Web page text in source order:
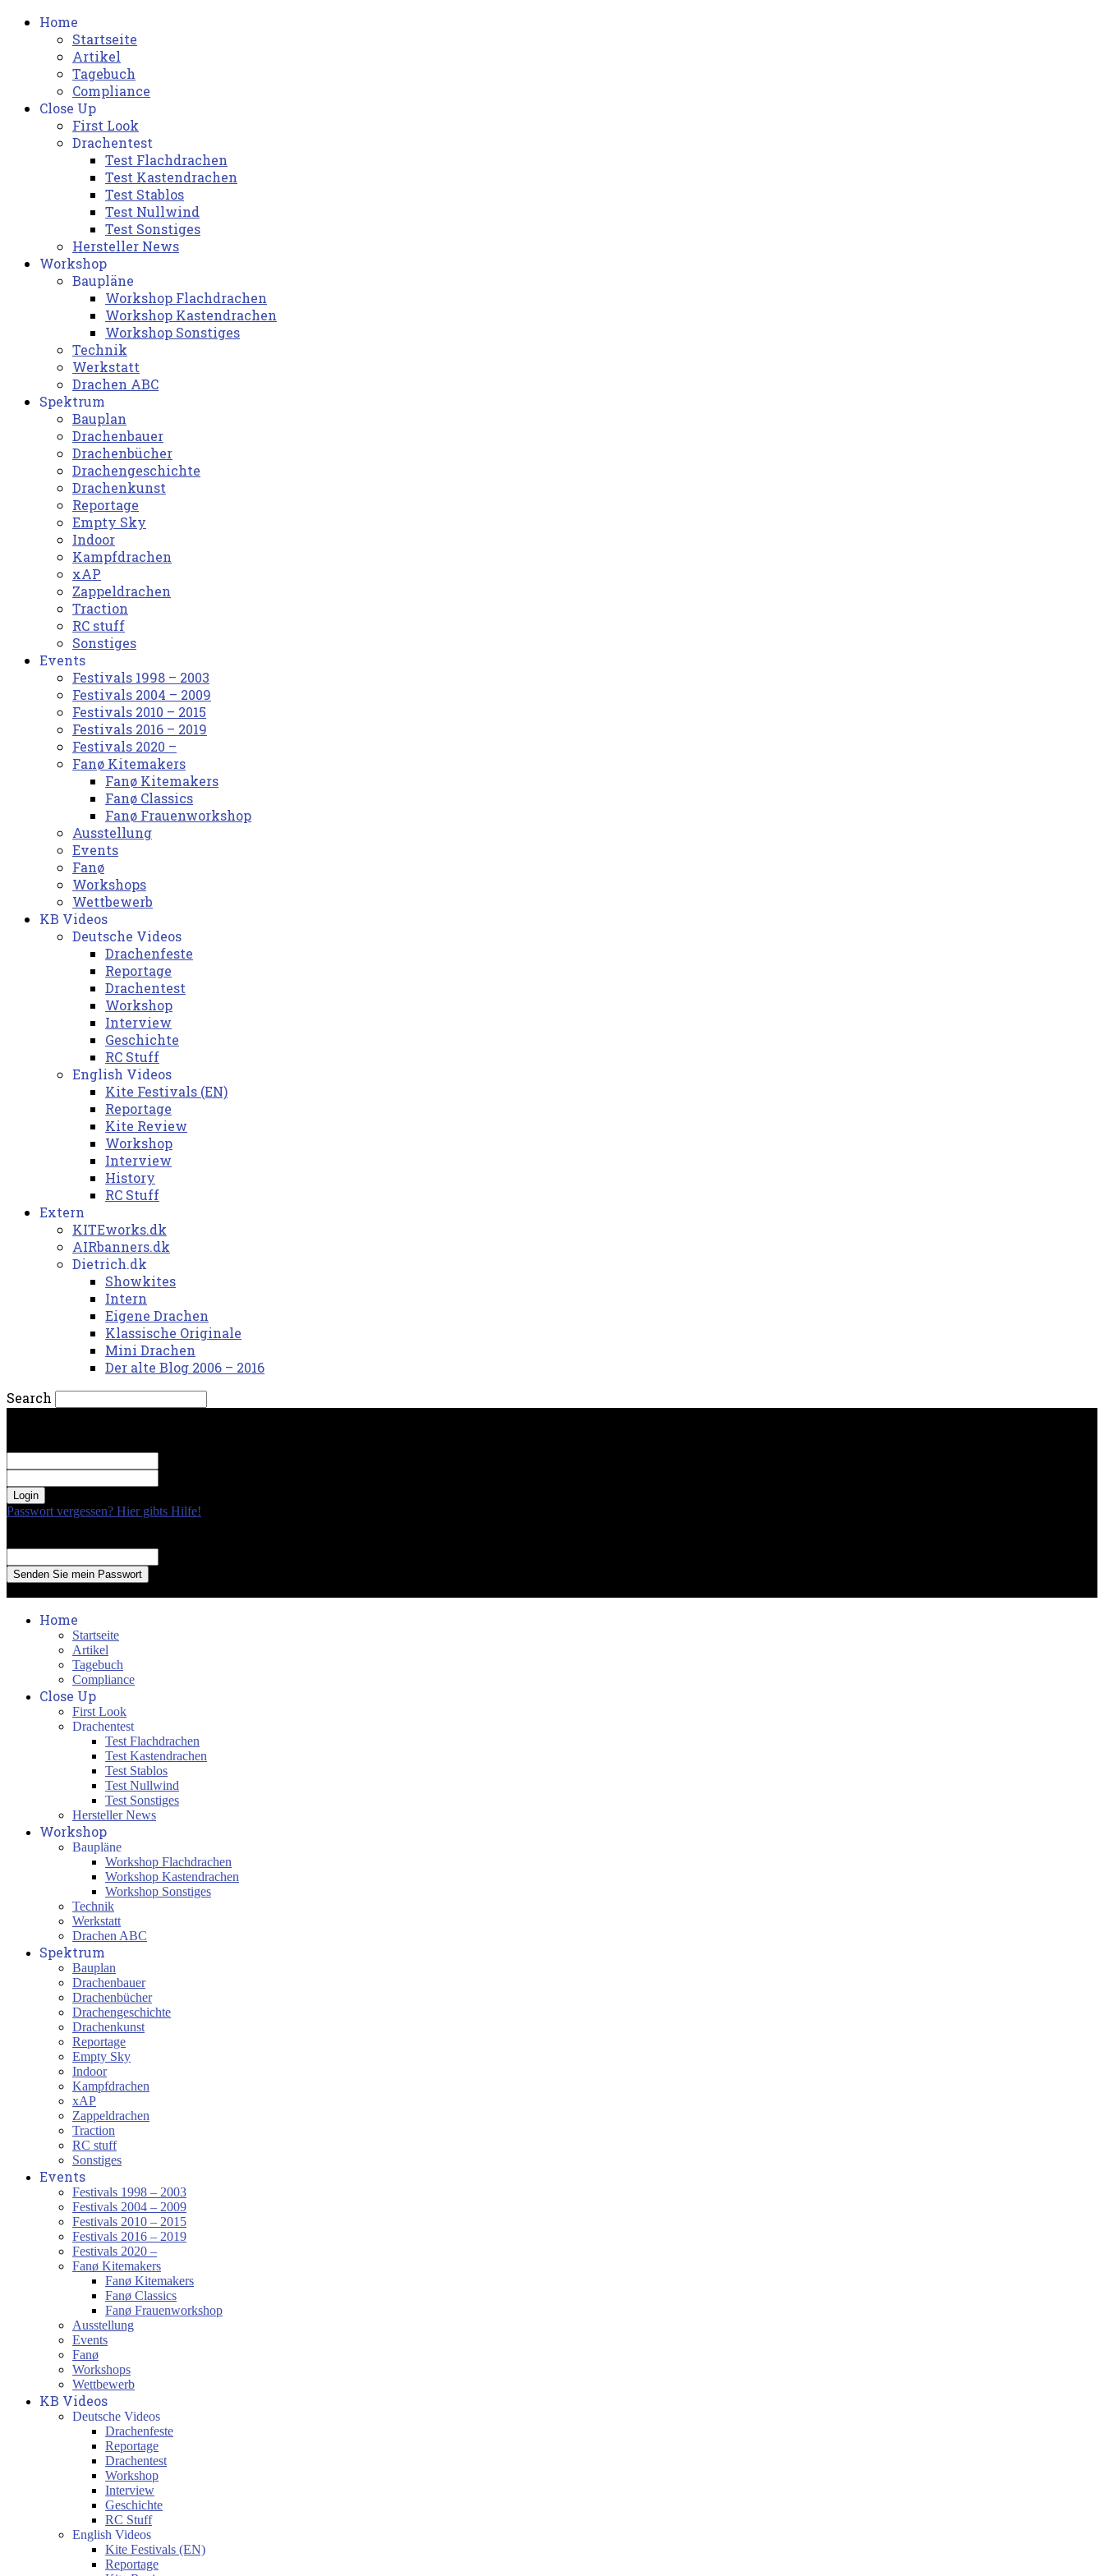
Home
Startseite
Artikel
Tagebuch
Compliance
Close Up
First Look
Drachentest
Test Flachdrachen
Test Kastendrachen
Test Stablos
Test Nullwind
Test Sonstiges
Hersteller News
Workshop
Baupläne
Workshop Flachdrachen
Workshop Kastendrachen
Workshop Sonstiges
Technik
Werkstatt
Drachen ABC
Spektrum
Bauplan
Drachenbauer
Drachenbücher
Drachengeschichte
Drachenkunst
Reportage
Empty Sky
Indoor
Kampfdrachen
xAP
Zappeldrachen
Traction
RC stuff
Sonstiges
Events
Festivals 1998 – 2003
Festivals 2004 – 2009
Festivals 2010 – 2015
Festivals 2016 – 2019
Festivals 2020 –
Fanø Kitemakers
Fanø Kitemakers
Fanø Classics
Fanø Frauenworkshop
Ausstellung
Events
Fanø
Workshops
Wettbewerb
KB Videos
Deutsche Videos
Drachenfeste
Reportage
Drachentest
Workshop
Interview
Geschichte
RC Stuff
English Videos
Kite Festivals (EN)
Reportage
Kite Review
Workshop
Interview
History
RC Stuff
Extern
KITEworks.dk
AIRbanners.dk
Dietrich.dk
Showkites
Intern
Eigene Drachen
Klassische Originale
Mini Drachen
Der alte Blog 2006 – 2016
Search
Passwort vergessen? Hier gibts Hilfe!
Home
Startseite
Artikel
Tagebuch
Compliance
Close Up
First Look
Drachentest
Test Flachdrachen
Test Kastendrachen
Test Stablos
Test Nullwind
Test Sonstiges
Hersteller News
Workshop
Baupläne
Workshop Flachdrachen
Workshop Kastendrachen
Workshop Sonstiges
Technik
Werkstatt
Drachen ABC
Spektrum
Bauplan
Drachenbauer
Drachenbücher
Drachengeschichte
Drachenkunst
Reportage
Empty Sky
Indoor
Kampfdrachen
xAP
Zappeldrachen
Traction
RC stuff
Sonstiges
Events
Festivals 1998 – 2003
Festivals 2004 – 2009
Festivals 2010 – 2015
Festivals 2016 – 2019
Festivals 2020 –
Fanø Kitemakers
Fanø Kitemakers
Fanø Classics
Fanø Frauenworkshop
Ausstellung
Events
Fanø
Workshops
Wettbewerb
KB Videos
Deutsche Videos
Drachenfeste
Reportage
Drachentest
Workshop
Interview
Geschichte
RC Stuff
English Videos
Kite Festivals (EN)
Reportage